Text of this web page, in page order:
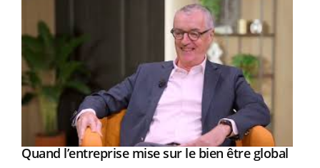
Youtube
Quand l’entreprise mise sur le bien être global